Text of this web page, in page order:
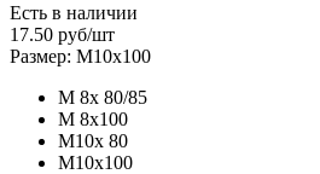
Есть в наличии
17.50 руб/шт
Размер: М10х100
М 8х 80/85
М 8х100
М10х 80
М10х100